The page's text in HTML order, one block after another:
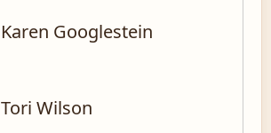
Karen Googlestein
Tori Wilson